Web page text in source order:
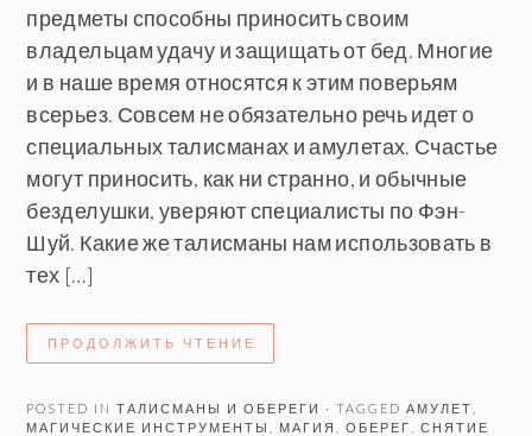
предметы способны приносить своим
владельцам удачу и защищать от бед. Многие
и в наше время относятся к этим поверьям
всерьез. Совсем не обязательно речь идет о
специальных талисманах и амулетах. Счастье
могут приносить, как ни странно, и обычные
безделушки, уверяют специалисты по Фэн-
Шуй. Какие же талисманы нам использовать в
тех […]
ПРОДОЛЖИТЬ ЧТЕНИЕ
POSTED INТАЛИСМАНЫ И ОБЕРЕГИ · TAGGED АМУЛЕТ
МАГИЧЕСКИЕ ИНСТРУМЕНТЫ
МАГИЯ ,ОБЕРЕГ ,СНЯТИЕ